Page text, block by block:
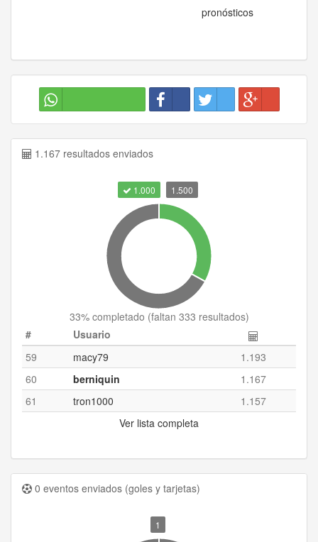
pronósticos
1.167 resultados enviados
1.000 1.500
33% completado (faltan 333 resultados)
#
Usuario
59
macy79
1.193
60
berniquin
1.167
61
tron1000
1.157
Ver lista completa
0 eventos enviados (goles y tarjetas)
1